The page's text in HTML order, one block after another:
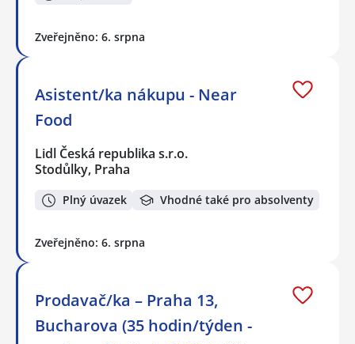
Zveřejněno: 6. srpna
Asistent/ka nákupu - Near
Food
Lidl Česká republika s.r.o.
Stodůlky, Praha
Plný úvazek Vhodné také pro absolventy
Zveřejněno: 6. srpna
Prodavač/ka – Praha 13,
Bucharova (35 hodin/týden -